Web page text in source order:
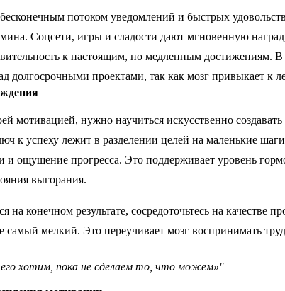
потоком уведомлений и быстрых
Соцсети, игры и сладости дают мгновенную
к настоящим, но медленным достижениям. В
долгосрочными проектами, так как мозг привыкает к
мотивацией, нужно научиться искусственно
к успеху лежит в разделении целей на маленькие
и ощущение прогресса. Это поддерживает уровень
выгорания.
на конечном результате, сосредоточьтесь на качестве
мелкий. Это переучивает мозг воспринимать
хотим, пока не сделаем то, что можем»"